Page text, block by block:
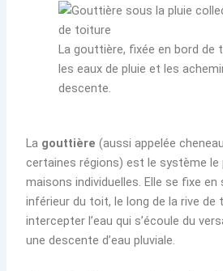
La gouttière, fixée en bord de
les eaux de pluie et les
descente.
La gouttière (aussi appelée
certaines régions) est le système le
maisons individuelles. Elle se fixe en
inférieur du toit, le long de la rive de
intercepter l’eau qui s’écoule du
une descente d’eau pluviale.